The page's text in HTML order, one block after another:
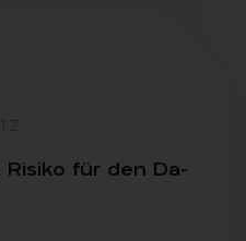
Ri­si­ko für den Da­